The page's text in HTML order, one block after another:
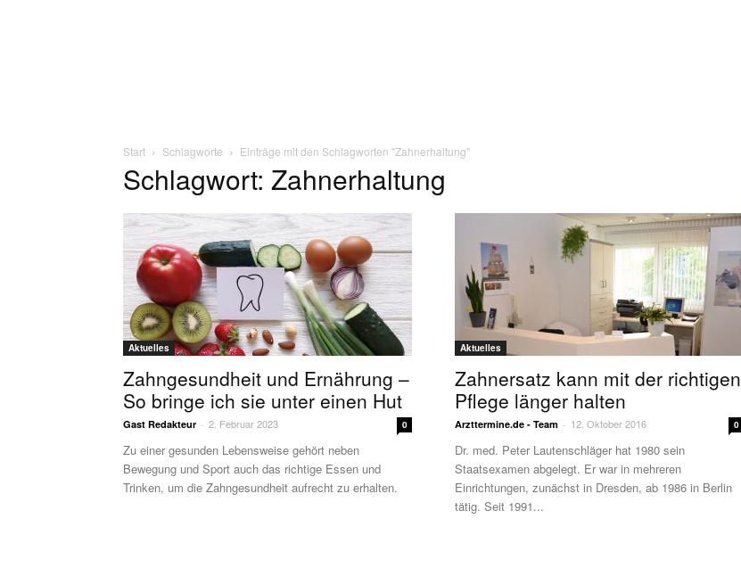
Start Schlagworte Einträge mit den Schlagworten "Zahnerhaltung"
Schlagwort: Zahnerhaltung
Aktuelles
Zahngesundheit und Ernährung –
So bringe ich sie unter einen Hut
Gast Redakteur - 2. Februar 2023 0
Zu einer gesunden Lebensweise gehört neben
Bewegung und Sport auch das richtige Essen und
Trinken, um die Zahngesundheit aufrecht zu erhalten.
Aktuelles
Zahnersatz kann mit der richtigen
Pflege länger halten
Arzttermine.de - Team - 12. Oktober 2016 0
Dr. med. Peter Lautenschläger hat 1980 sein
Staatsexamen abgelegt. Er war in mehreren
Einrichtungen, zunächst in Dresden, ab 1986 in Berlin
tätig. Seit 1991...